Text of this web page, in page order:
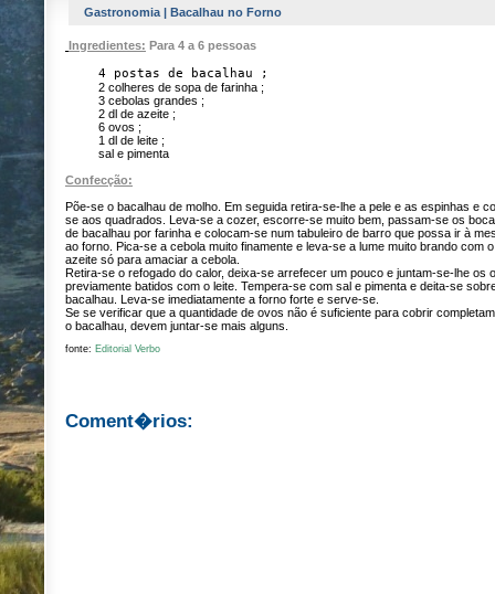
Gastronomia | Bacalhau no Forno
Ingredientes: Para 4 a 6 pessoas
4 postas de bacalhau ;
2 colheres de sopa de farinha ;
3 cebolas grandes ;
2 dl de azeite ;
6 ovos ;
1 dl de leite ;
sal e pimenta
Confecção:
Põe-se o bacalhau de molho. Em seguida retira-se-lhe a pele e as espinhas e
se aos quadrados. Leva-se a cozer, escorre-se muito bem, passam-se os
de bacalhau por farinha e colocam-se num tabuleiro de barro que possa ir à
ao forno. Pica-se a cebola muito finamente e leva-se a lume muito brando com o
azeite só para amaciar a cebola.
Retira-se o refogado do calor, deixa-se arrefecer um pouco e juntam-se-lhe os
previamente batidos com o leite. Tempera-se com sal e pimenta e deita-se
bacalhau. Leva-se imediatamente a forno forte e serve-se.
Se se verificar que a quantidade de ovos não é suficiente para cobrir
o bacalhau, devem juntar-se mais alguns.
fonte: Editorial Verbo
Coment�rios: